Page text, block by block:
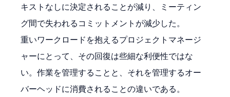
キストなしに決定されることが減り、ミーティン
グ間で失われるコミットメントが減少した。
重いワークロードを抱えるプロジェクトマネージ
ャーにとって、その回復は些細な利便性ではな
い。作業を管理することと、それを管理するオー
バーヘッドに消費されることの違いである。